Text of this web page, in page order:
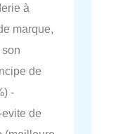
à
marque,
de
-
de